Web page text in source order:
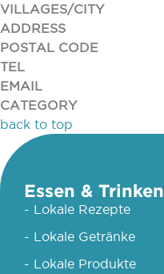
VILLAGES/CITY
ADDRESS
POSTAL CODE
TEL
EMAIL
CATEGORY
back to top
Essen & Trinken
- Lokale Rezepte
- Lokale Getränke
- Lokale Produkte